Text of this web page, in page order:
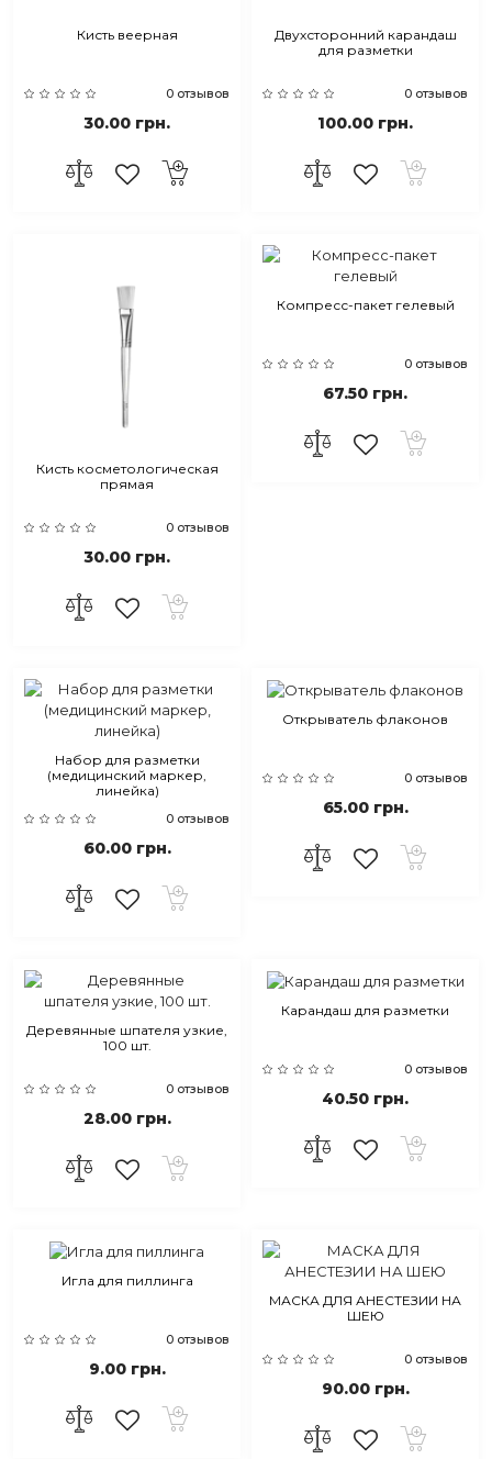
Кисть веерная
0 отзывов
30.00 грн.
Двухсторонний карандаш
для разметки
0 отзывов
100.00 грн.
Кисть косметологическая
прямая
0 отзывов
30.00 грн.
Компресс-пакет гелевый
0 отзывов
67.50 грн.
Набор для разметки
(медицинский маркер,
линейка)
0 отзывов
60.00 грн.
Открыватель флаконов
0 отзывов
65.00 грн.
Деревянные шпателя узкие,
100 шт.
0 отзывов
28.00 грн.
Карандаш для разметки
0 отзывов
40.50 грн.
Игла для пиллинга
0 отзывов
9.00 грн.
МАСКА ДЛЯ АНЕСТЕЗИИ НА
ШЕЮ
0 отзывов
90.00 грн.